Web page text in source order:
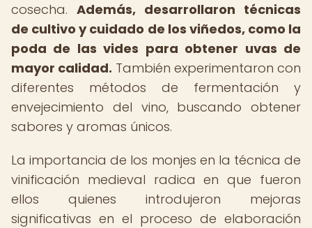
cosecha. Además, desarrollaron técnicas
de cultivo y cuidado de los viñedos, como la
poda de las vides para obtener uvas de
mayor calidad. También experimentaron con
diferentes métodos de fermentación y
envejecimiento del vino, buscando obtener
sabores y aromas únicos.
La importancia de los monjes en la técnica de
vinificación medieval radica en que fueron
ellos quienes introdujeron mejoras
significativas en el proceso de elaboración